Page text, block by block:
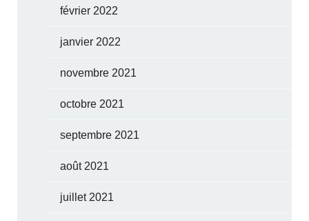
février 2022
janvier 2022
novembre 2021
octobre 2021
septembre 2021
août 2021
juillet 2021